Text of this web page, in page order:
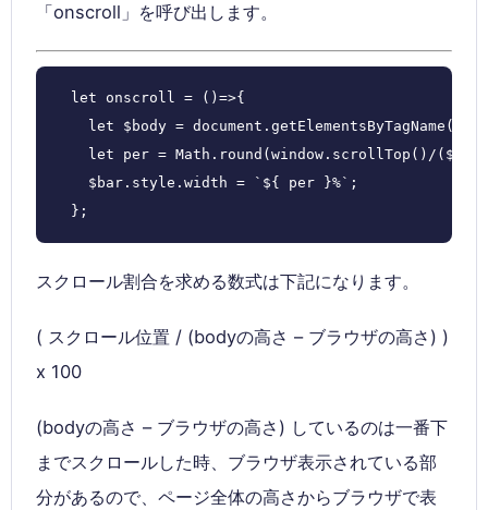
「onscroll」を呼び出します。
  let onscroll = ()=>{
let $body =
let per = Math.round(window.scrollTop()/
    $bar.style.width = `${ per }%`;
  };
スクロール割合を求める数式は下記になります。
( スクロール位置 / (bodyの高さ – ブラウザの高さ) )
x 100
(bodyの高さ – ブラウザの高さ) しているのは一番下
までスクロールした時、ブラウザ表示されている部
分があるので、ページ全体の高さからブラウザで表